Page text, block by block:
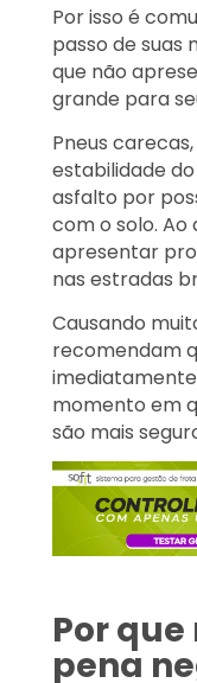
Por isso é
passo de
que não
grande para
Pneus
estabilidade
asfalto por
com o solo. Ao
apresentar
nas estradas
Causando
recomendam
momento em
são mais
Por
pena